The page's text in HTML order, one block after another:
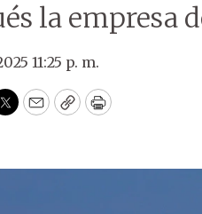
la empresa
11:25 p. m.
Twitter
EmailCopyPrint